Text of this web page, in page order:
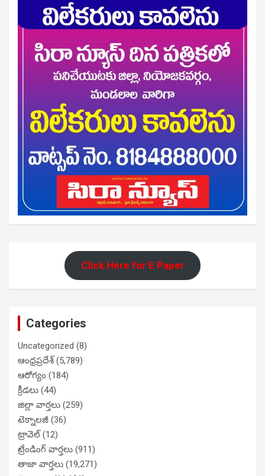
Click Here for E Paper
Categories
Uncategorized (8)
ఆంధ్రప్రదేశ్(5,789)
ఆరోగ్యం (184)
క్రీడలు (44)
జిల్లా వార్తలు (259)
టెక్నాలజీ (36)
ట్రావెల్(12)
ట్రేండింగ్ వార్తలు (911)
తాజా వార్తలు (19,271)